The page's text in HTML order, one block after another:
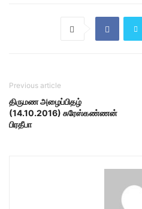
Previous article
திருமண அழைப்பிதழ்
(14.10.2016) சுரேஸ்கண்ணன்
பிரதீபா